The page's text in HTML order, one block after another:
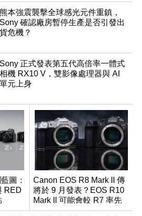
熊本強震襲擊全球感光元件重鎮，
Sony 確認廠房暫停生產是否引發出
貨危機？
Sony 正式發表第五代高倍率一體式
相機 RX10 V，雙影像處理器與 AI
單元上身
圖：
RED
Canon EOS R8 Mark II 傳
將於 9 月發表？EOS R10
Mark II 可能會較 R7 率先
推出